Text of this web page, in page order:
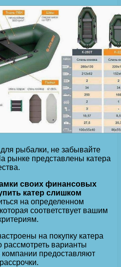
рыбалки, не забывайте
рынке представлены катера
своих финансовых
катер слишком
на определенном
соответствует вашим
на покупку катера
рассмотреть варианты
предоставляют